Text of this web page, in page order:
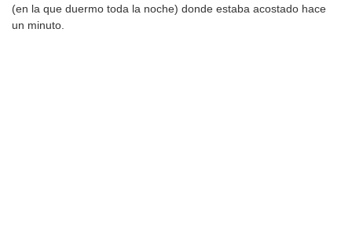
(en la que duermo toda la noche) donde estaba acostado hace
un minuto.